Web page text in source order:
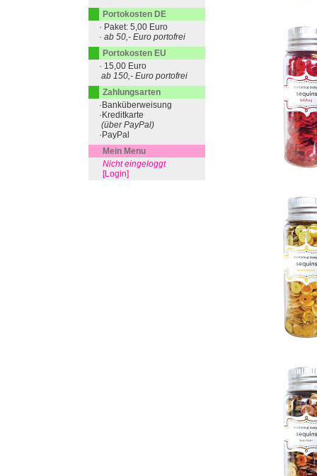
Portokosten DE
· Paket: 5,00 Euro
· ab 50,- Euro portofrei
Portokosten EU
· 15,00 Euro
ab 150,- Euro portofrei
Zahlungsarten
·Banküberweisung
·Kreditkarte
(über PayPal)
·PayPal
Mein Menu
Nicht eingeloggt
[Login]